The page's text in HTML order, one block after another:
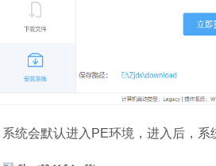
会默认进入PE环境，进入后，系